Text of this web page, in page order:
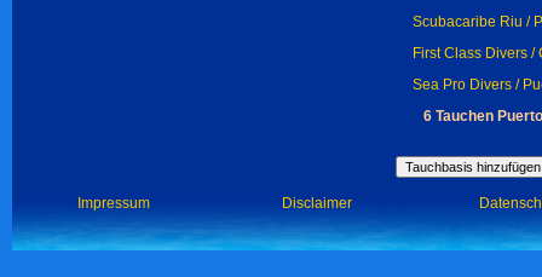
Scubacaribe Riu /
First Class Divers /
Sea Pro Divers /
6 Tauchen
Impressum Disclaimer